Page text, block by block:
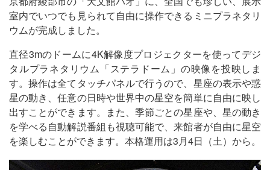
室内でいつでも見られて自由に操作できるミニプラネタリ
ウムが完成しました。
直径3mのドームに4K解像度プロジェクターを使ってデジ
タルプラネタリウム「ステラドーム」の映像を投映しま
す。操作は全てタッチパネルで行うので、星座の表示や惑
星の動き、任意の日時や世界中の星空を簡単に自由に映し
出すことができます。また、季節ごとの星座や、星の動き
を学べる自動解説番組も視聴可能で、来館者が自由に星空
を楽しむことができます。本格運用は3月4日（土）から。